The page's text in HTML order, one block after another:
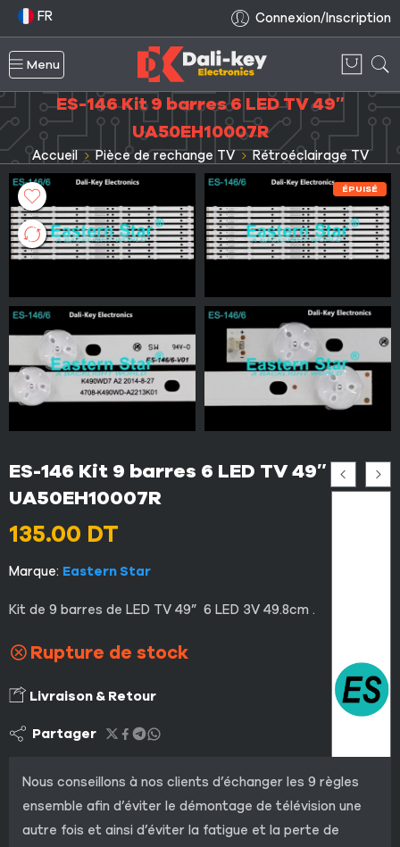
FR Connexion/Inscription
Menu
ES-146 Kit 9 barres 6 LED TV 49″
UA50EH10007R
Accueil Pièce de rechange TV Rétroéclairage TV
ÉPUISÉ
ES-146 Kit 9 barres 6 LED TV 49″
UA50EH10007R
135.00 DT
Marque: Eastern Star
Kit de 9 barres de LED TV 49” 6 LED 3V 49.8cm .
Rupture de stock
Livraison & Retour
Partager
Nous conseillons à nos clients d’échanger les 9 règles
ensemble afin d’éviter le démontage de télévision une
autre fois et ainsi d’éviter la fatigue et la perte de